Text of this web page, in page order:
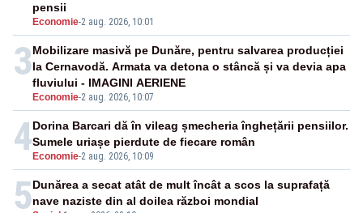
Economie-2 aug. 2026, 10:01
pensii
3
Economie-2 aug. 2026, 10:07
Mobilizare masivă pe Dunăre, pentru salvarea producției
la Cernavodă. Armata va detona o stâncă și va devia apa
fluviului - IMAGINI AERIENE
4 Economie-2 aug. 2026, 10:09
Dorina Barcari dă în vileag șmecheria înghețării pensiilor.
Sumele uriașe pierdute de fiecare român
5Dunărea a secat atât de mult încât a scos la suprafață
nave naziste din al doilea război mondial